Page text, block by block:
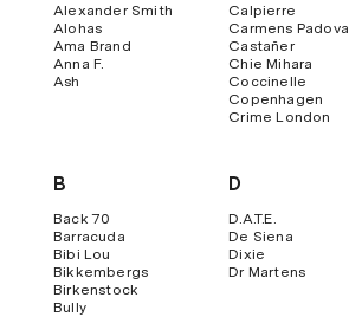
Alexander Smith
Alohas
Ama Brand
Anna F.
Ash
B
Back 70
Barracuda
Bibi Lou
Bikkembergs
Birkenstock
Bully
Calpierre
Carmens Padova
Castañer
Chie Mihara
Coccinelle
Copenhagen
Crime London
D
D.a.t.e.
De Siena
Dixie
Dr Martens